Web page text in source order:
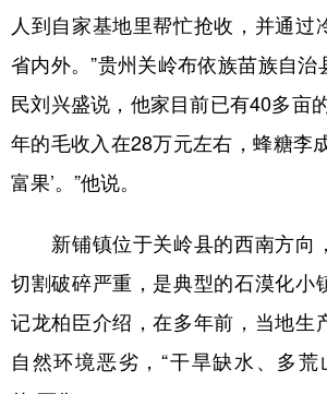
辽宁 吉林 上海
浙江 安徽 福建
山东 河南 湖北
广东
四川 贵州 云南
陕西 甘肃 青海
新疆 内蒙古 黑龙江
人到自家基地里帮忙抢收，并通过
省内外。”贵州关岭布依族苗族自
民刘兴盛说，他家目前已有40多亩
年的毛收入在28万元左右，蜂糖李
富果’。”他说。
新铺镇位于关岭县的西南方向
切割破碎严重，是典型的石漠化小
记龙柏臣介绍，在多年前，当地生
自然环境恶劣，“干旱缺水、多荒